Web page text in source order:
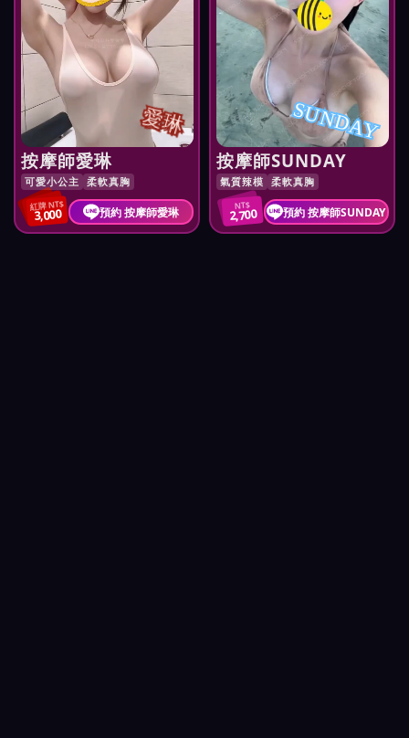
愛琳
按摩師愛琳
可愛小公主 柔軟真胸
紅牌 NT$
3,000 預約 按摩師愛琳
SUNDAY
按摩師SUNDAY
氣質辣模 柔軟真胸
NT$
2,700 預約 按摩師SUNDAY